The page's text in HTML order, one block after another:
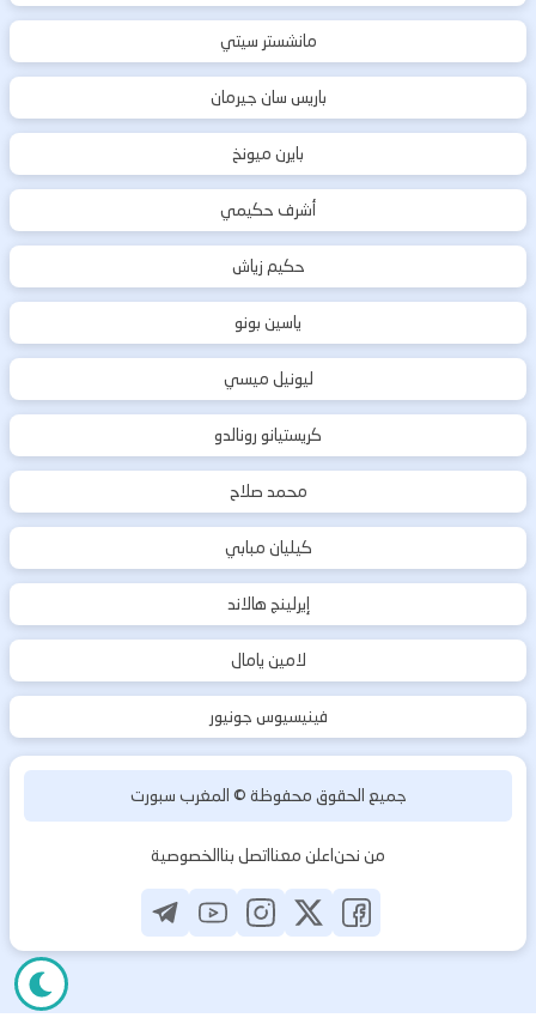
مانشستر سيتي
باريس سان جيرمان
بايرن ميونخ
أشرف حكيمي
حكيم زياش
ياسين بونو
ليونيل ميسي
كريستيانو رونالدو
محمد صلاح
كيليان مبابي
إيرلينج هالاند
لامين يامال
فينيسيوس جونيور
جميع الحقوق محفوظة ©المغرب سبورت
من نحناعلن معنااتصل بناالخصوصية